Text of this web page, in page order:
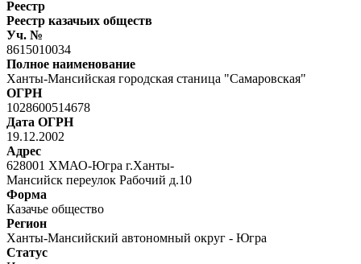
Реестр
Реестр казачьих обществ
Уч. №
8615010034
Полное наименование
Ханты-Мансийская городская станица "Самаровская"
ОГРН
1028600514678
Дата ОГРН
19.12.2002
Адрес
628001 ХМАО-Югра г.Ханты-
Мансийск переулок Рабочий д.10
Форма
Казачье общество
Регион
Ханты-Мансийский автономный округ - Югра
Статус